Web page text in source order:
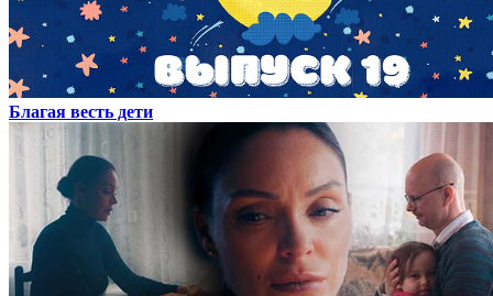
Благая весть дети